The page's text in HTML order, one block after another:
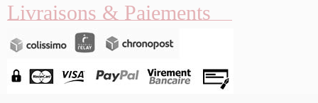
Livraisons & Paiements